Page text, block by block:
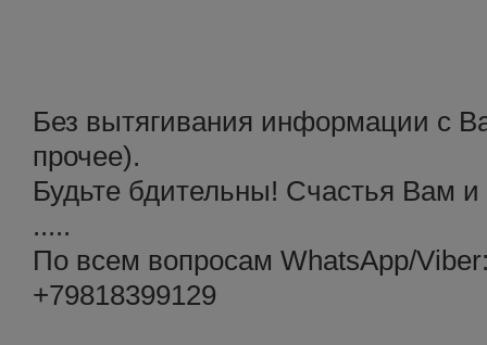
Без вытягивания информации с
прочее).
Будьте бдительны! Счастья Вам и
.....
По всем вопрoсам WhatsApp/
+79818399129